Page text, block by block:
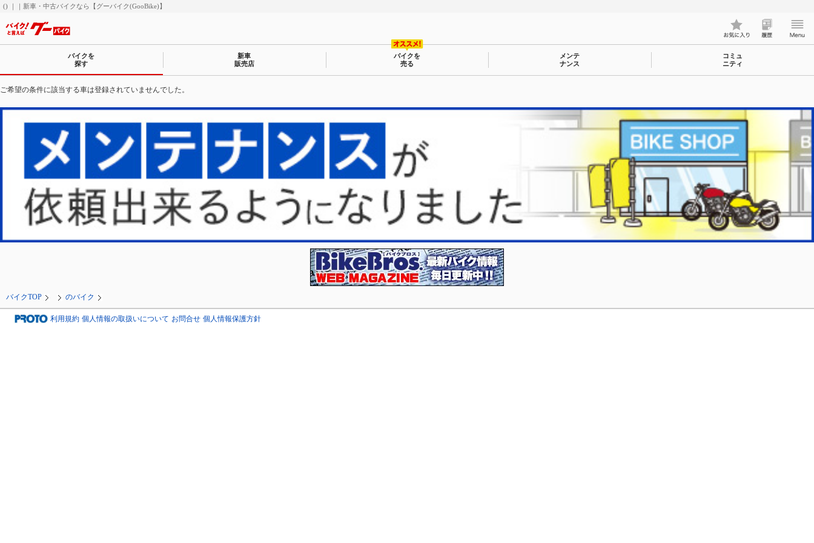
() ｜｜新車・中古バイクなら【グーバイク(GooBike)】
バイクを
探す
新車
販売店
バイクを
売る
メンテ
ナンス
コミュ
ニティ
ご希望の条件に該当する車は登録されていませんでした。
バイクTOP のバイク
利用規約 個人情報の取扱いについて お問合せ 個人情報保護方針